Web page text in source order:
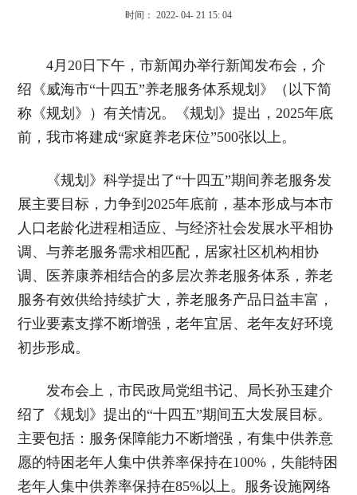
时间： 2022- 04- 21 15: 04
4月20日下午，市新闻办举行新闻发布会，介
绍《威海市“十四五”养老服务体系规划》（以下简
称《规划》）有关情况。《规划》提出，2025年底
前，我市将建成“家庭养老床位”500张以上。
《规划》科学提出了“十四五”期间养老服务发
展主要目标，力争到2025年底前，基本形成与本市
人口老龄化进程相适应、与经济社会发展水平相协
调、与养老服务需求相匹配，居家社区机构相协
调、医养康养相结合的多层次养老服务体系，养老
服务有效供给持续扩大，养老服务产品日益丰富，
行业要素支撑不断增强，老年宜居、老年友好环境
初步形成。
发布会上，市民政局党组书记、局长孙玉建介
绍了《规划》提出的“十四五”期间五大发展目标。
主要包括：服务保障能力不断增强，有集中供养意
愿的特困老年人集中供养率保持在100%，失能特困
老年人集中供养率保持在85%以上。服务设施网络